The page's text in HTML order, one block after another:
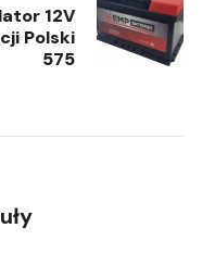
12V
Polski
575